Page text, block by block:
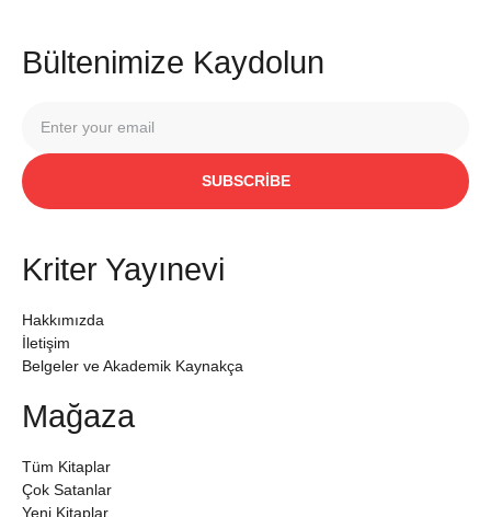
Bültenimize Kaydolun
SUBSCRIBE
Kriter Yayınevi
Hakkımızda
İletişim
Belgeler ve Akademik Kaynakça
Mağaza
Tüm Kitaplar
Çok Satanlar
Yeni Kitaplar